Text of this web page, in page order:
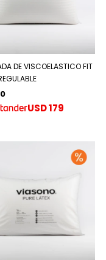
DE VISCOELASTICO FIT
USD179